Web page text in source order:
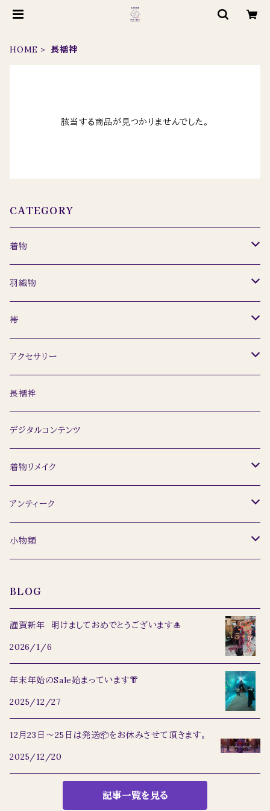
HOME 長襦袢
該当する商品が見つかりませんでした。
CATEGORY
着物
セット
レディース
メンズ
小紋
ウール着物
訪問着
留袖
浴衣
羽織物
羽織
道行
ショール
帯
名古屋帯
半幅帯
袋帯
アクセサリー
簪
ネックレス
ピアス
長襦袢
デジタルコンテンツ
着物リメイク
トップス
アンティーク
着物
浴衣
道行
小物類
BLOG
謹賀新年 明けましておめでとうございます🎍
2026/1/6
年末年始のSale始まっています👘
2025/12/27
12月23日〜25日は発送📦をお休みさせて頂きます。
2025/12/20
記事一覧を見る